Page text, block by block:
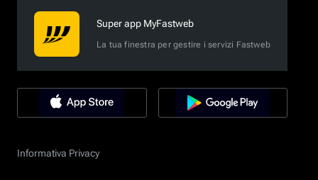
Super app MyFastweb
La tua finestra per gestire i servizi Fastweb
Informativa Privacy